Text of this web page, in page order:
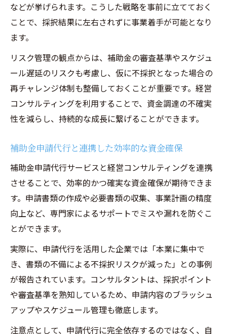
などが挙げられます。こうした戦略を事前に立てておく
ことで、採択結果に左右されずに事業着手が可能となり
ます。
リスク管理の観点からは、補助金の審査基準やスケジュ
ール遅延のリスクも考慮し、仮に不採択となった場合の
再チャレンジ体制も整備しておくことが重要です。経営
コンサルティングを利用することで、資金調達の不確実
性を減らし、持続的な成長に繋げることができます。
補助金申請代行と連携した効率的な資金確保
補助金申請代行サービスと経営コンサルティングを連携
させることで、効率的かつ確実な資金確保が期待できま
す。申請書類の作成や必要書類の収集、事業計画の精度
向上など、専門家によるサポートでミスや漏れを防ぐこ
とができます。
実際に、申請代行を活用した企業では「本業に集中で
き、書類の不備による不採択リスクが減った」との事例
が報告されています。コンサルタントは、採択ポイント
や審査基準を熟知しているため、申請内容のブラッシュ
アップやスケジュール管理も徹底します。
注意点として、申請代行に完全依存するのではなく、自